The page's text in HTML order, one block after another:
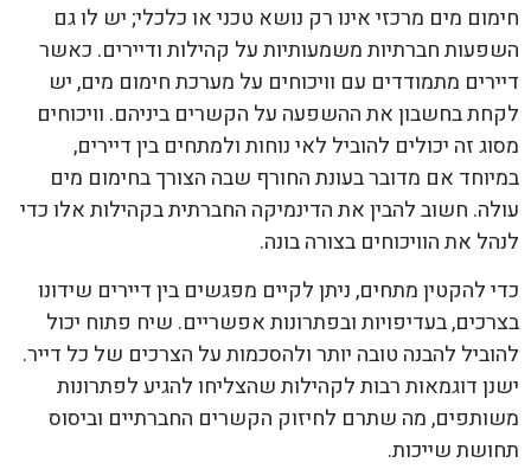
חימום מים מרכזי אינו רק נושא טכני או כלכלי; יש לו גם
השפעות חברתיות משמעותיות על קהילות ודיירים. כאשר
דיירים מתמודדים עם וויכוחים על מערכת חימום מים, יש
לקחת בחשבון את ההשפעה על הקשרים ביניהם. וויכוחים
מסוג זה יכולים להוביל לאי נוחות ולמתחים בין דיירים,
במיוחד אם מדובר בעונת החורף שבה הצורך בחימום מים
עולה. חשוב להבין את הדינמיקה החברתית בקהילות אלו כדי
לנהל את הוויכוחים בצורה בונה.
כדי להקטין מתחים, ניתן לקיים מפגשים בין דיירים שידונו
בצרכים, בעדיפויות ובפתרונות אפשריים. שיח פתוח יכול
להוביל להבנה טובה יותר ולהסכמות על הצרכים של כל דייר.
ישנן דוגמאות רבות לקהילות שהצליחו להגיע לפתרונות
משותפים, מה שתרם לחיזוק הקשרים החברתיים וביסוס
תחושת שייכות.